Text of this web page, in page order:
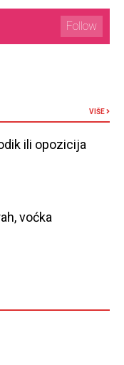
Follow
VIŠE
ili opozicija
voćka